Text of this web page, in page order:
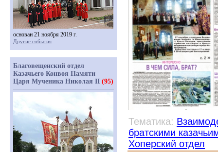
Тематика:
братскими
Хоперский отдел
основан 21 ноября 2019 г.
Другие события
Благовещенский отдел
Казачьего Конвоя Памяти
Царя Мученика Николая II (95)